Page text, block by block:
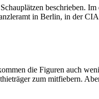
beschrieben.
in Berlin, in der
die Figuren auch
zum mitfiebern.